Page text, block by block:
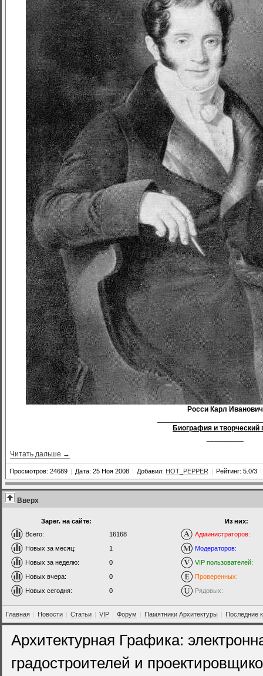
Росси Карл Иванович
Биография и творческий
Читать дальше →
Просмотров: 24689 | Дата: 25 Ноя 2008 | Добавил: HOT_PEPPER | Рейтинг: 5.0/3 |
Вверх
Зарег. на сайте:
Всего:
16168
Новых за месяц:
1
Новых за неделю:
0
Новых вчера:
0
Новых сегодня:
0
Из них:
Администраторов:
Модераторов:
VIP пользователей:
Проверенных:
Рядовых:
Главная | Новости | Статьи | VIP | Форум | Памятники Архитектуры | Последние
Архитектурная Графика:
градостроителей и